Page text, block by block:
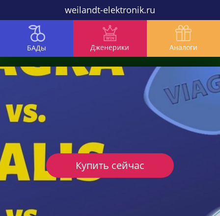
weilandt-elektronik.ru
БАДы Дженерики Аналоги
Купить сейчас